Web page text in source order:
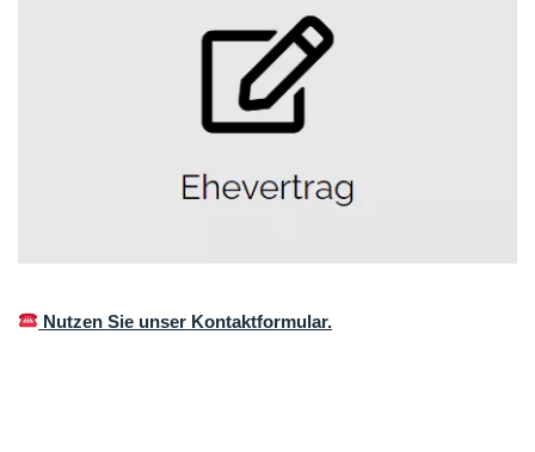
Nutzen Sie unser Kontaktformular.